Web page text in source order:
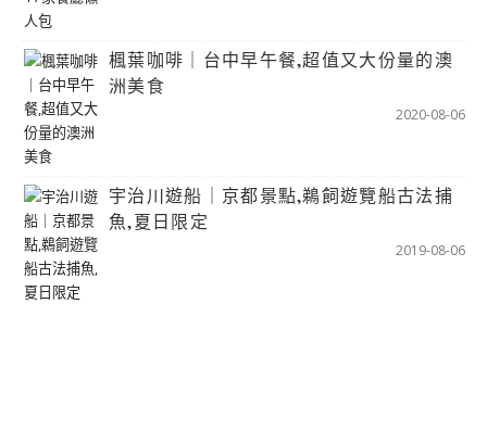
楓葉咖啡｜台中早午餐,超值又大份量的澳
洲美食
2020-08-06
宇治川遊船｜京都景點,鵜飼遊覽船古法捕
魚,夏日限定
2019-08-06